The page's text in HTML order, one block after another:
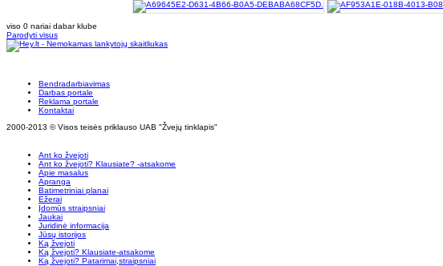
viso 0 nariai dabar klube
Parodyti visus
Bendradarbiavimas
Darbas portale
Reklama portale
Kontaktai
2000-2013 © Visos teisės priklauso UAB "Žvejų tinklapis"
Ant ko žvejoti
Ant ko žvejoti? Klausiate? -atsakome
Apie masalus
Apranga
Batimetriniai planai
Ežerai
Įdomūs straipsniai
Jaukai
Juridinė informacija
Jūsų istorijos
Ką žvejoti
Ką žvejoti? Klausiate-atsakome
Ką žvejoti? Patarimai,straipsniai